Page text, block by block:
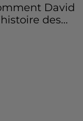
David
des...